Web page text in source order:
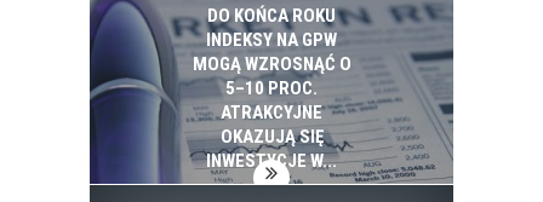
DO KOŃCA ROKU
INDEKSY NA GPW
MOGĄ WZROSNĄĆ O
5–10 PROC.
ATRAKCYJNE
OKAZUJĄ SIĘ
INWESTYCJE W...